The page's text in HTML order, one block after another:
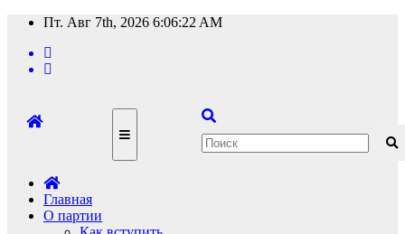
Перейти
содержимому
Пт. Авг 7th, 2026 6:06:23 AM
Главная
О партии